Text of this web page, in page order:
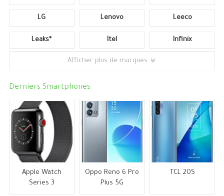
LG Lenovo Leeco
Leaks* Itel Infinix
Afficher plus de marques
Derniers Smartphones
Apple Watch
Series 3
Oppo Reno 6 Pro
Plus 5G
TCL 20S